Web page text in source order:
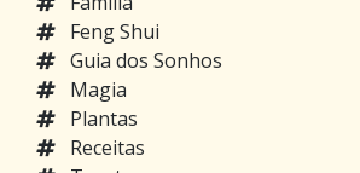
Feng Shui
Guia dos Sonhos
Magia
Plantas
Receitas